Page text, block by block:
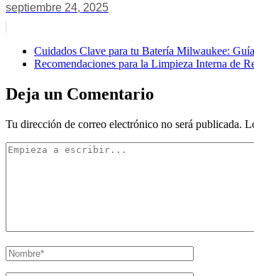
septiembre 24, 2025
Cuidados Clave para tu Batería Milwaukee:
Recomendaciones para la Limpieza Interna de
Deja un Comentario
Tu dirección de correo electrónico no será publicada.